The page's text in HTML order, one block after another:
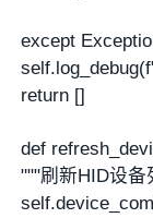
except
return []
def
"""刷新HID设备